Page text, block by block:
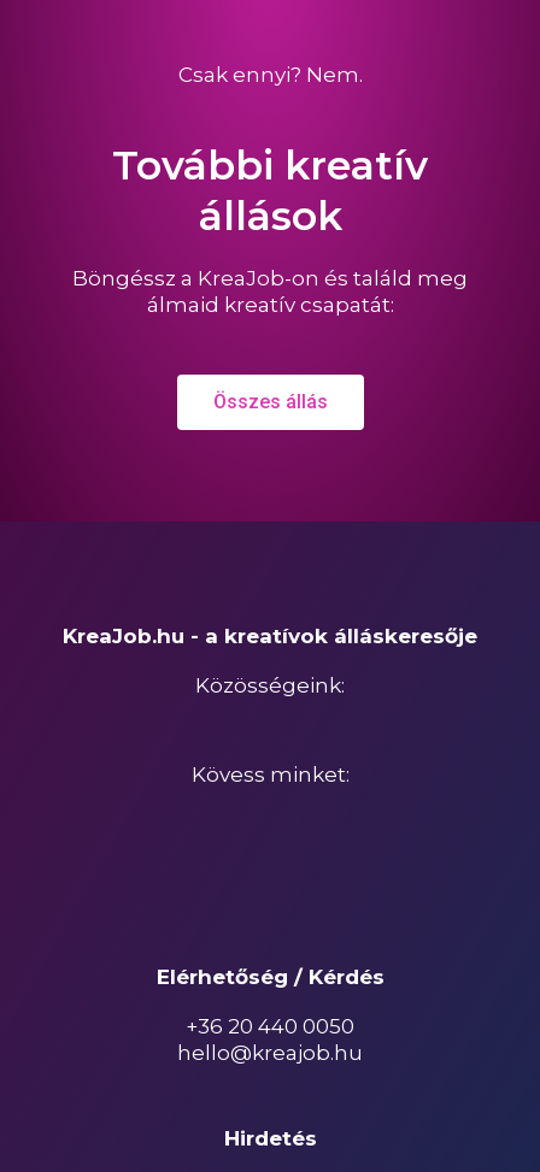
Csak ennyi? Nem.
További kreatív
állások
Böngéssz a KreaJob-on és találd meg
álmaid kreatív csapatát:
Összes állás
KreaJob.hu - a kreatívok álláskeresője
Közösségeink:
Kövess minket:
Elérhetőség / Kérdés
+36 20 440 0050
hello@kreajob.hu
Hirdetés